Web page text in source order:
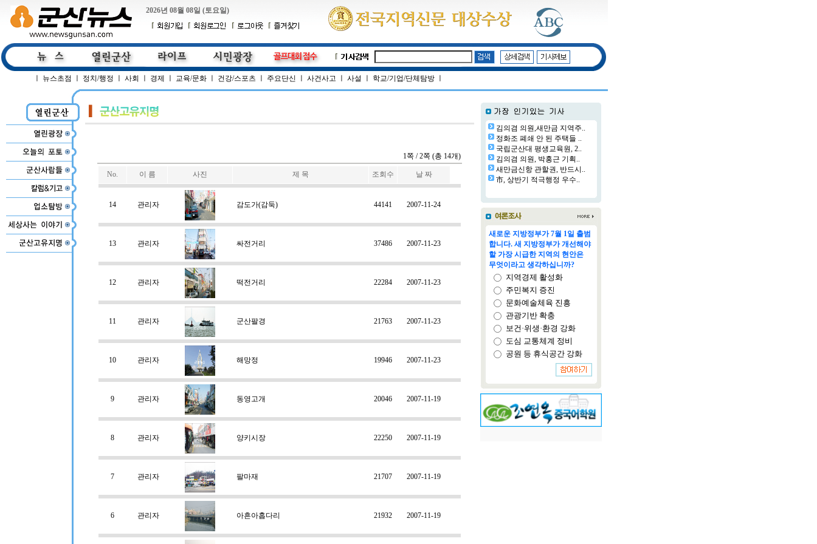
2026년 08월 08일 (토요일)
뉴스초점 정치/행정 사회 경제 교육/문화 건강/스포츠 주요단신 사건사고 사설 학교/기업/단체탐방
1쪽 / 2쪽 (총 14개)
No. 이 름 사진 제 목 조회수 날 짜
14 관리자 감도가(감둑) 44141 2007-11-24
13 관리자 싸전거리 37486 2007-11-23
12 관리자 떡전거리 22284 2007-11-23
11 관리자 군산팔경 21763 2007-11-23
10 관리자 해망정 19946 2007-11-23
9 관리자 동영고개 20046 2007-11-19
8 관리자 양키시장 22250 2007-11-19
7 관리자 팔마재 21707 2007-11-19
6 관리자 아흔아홉다리 21932 2007-11-19
김의겸 의원,새만금 지역주..
정화조 폐쇄 안 된 주택들 ..
국립군산대 평생교육원, 2..
김의겸 의원, 박홍근 기획..
새만금신항 관할권, 반드시..
市, 상반기 적극행정 우수..
새로운 지방정부가 7월 1일 출범
합니다. 새 지방정부가 개선해야
할 가장 시급한 지역의 현안은
무엇이라고 생각하십니까?
지역경제 활성화
주민복지 증진
문화예술체육 진흥
관광기반 확충
보건·위생·환경 강화
도심 교통체계 정비
공원 등 휴식공간 강화